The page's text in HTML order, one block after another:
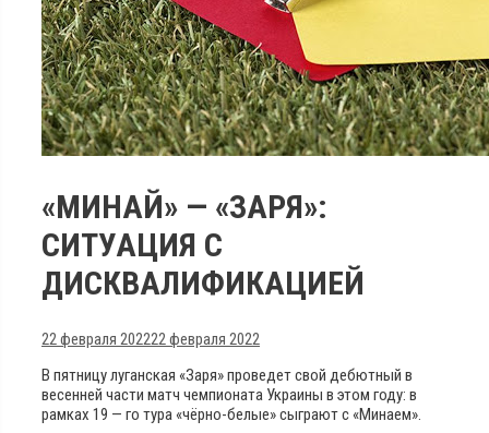
«МИНАЙ» — «ЗАРЯ»:
СИТУАЦИЯ С
ДИСКВАЛИФИКАЦИЕЙ
22 февраля 202222 февраля 2022
В пятницу луганская «Заря» проведет свой дебютный в
весенней части матч чемпионата Украины в этом году: в
рамках 19 — го тура «чёрно-белые» сыграют с «Минаем».